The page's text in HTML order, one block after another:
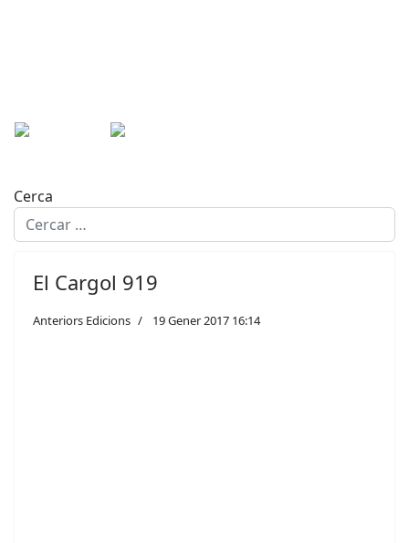
Cerca
El Cargol 919
Anteriors Edicions 19 Gener 2017 16:14